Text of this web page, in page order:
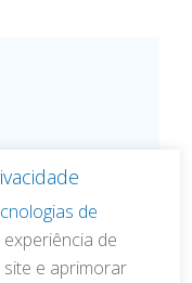
de
de
e aprimorar